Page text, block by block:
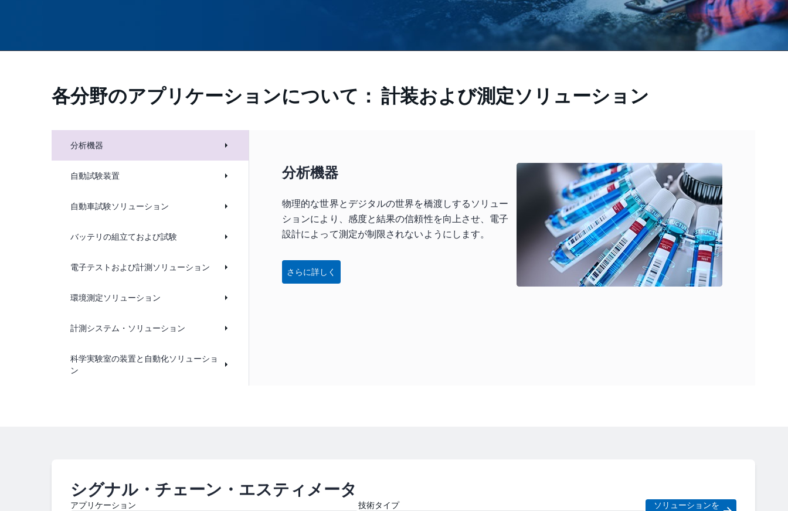
各分野のアプリケーションについて： 計装および測定ソリューション
分析機器
自動試験装置
自動車試験ソリューション
バッテリの組立ておよび試験
電子テストおよび計測ソリューション
環境測定ソリューション
計測システム・ソリューション
科学実験室の装置と自動化ソリューショ
ン
分析機器
物理的な世界とデジタルの世界を橋渡しするソリュー
ションにより、感度と結果の信頼性を向上させ、電子
設計によって測定が制限されないようにします。
さらに詳しく
シグナル・チェーン・エスティメータ
アプリケーション 技術タイプ
ソリューションを